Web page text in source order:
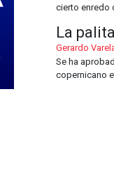
cierto enredo
La
Gerardo
Se ha
copernicano